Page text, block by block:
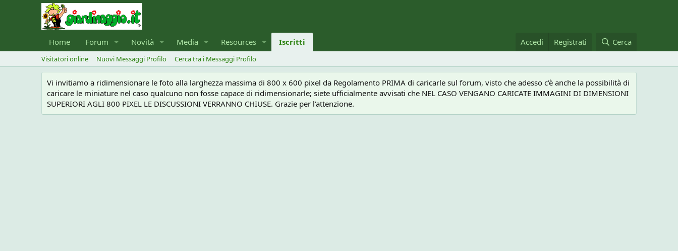
Home Forum Novità Media Resources Iscritti Accedi Registrati Cerca
Visitatori online Nuovi Messaggi Profilo Cerca tra i Messaggi Profilo
Vi invitiamo a ridimensionare le foto alla larghezza massima di 800 x 600 pixel da Regolamento PRIMA di caricarle sul forum, visto che adesso c'è anche la possibilità di
caricare le miniature nel caso qualcuno non fosse capace di ridimensionarle; siete ufficialmente avvisati che NEL CASO VENGANO CARICATE IMMAGINI DI DIMENSIONI
SUPERIORI AGLI 800 PIXEL LE DISCUSSIONI VERRANNO CHIUSE. Grazie per l'attenzione.